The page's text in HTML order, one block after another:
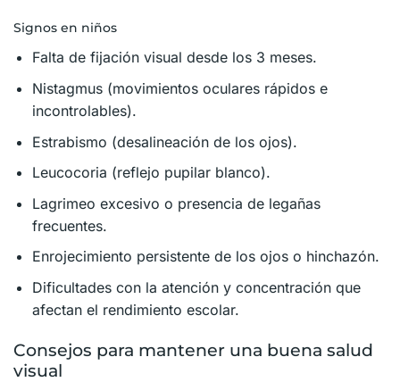
Signos en niños
Falta de fijación visual desde los 3 meses.
Nistagmus (movimientos oculares rápidos e
incontrolables).
Estrabismo (desalineación de los ojos).
Leucocoria (reflejo pupilar blanco).
Lagrimeo excesivo o presencia de legañas
frecuentes.
Enrojecimiento persistente de los ojos o hinchazón.
Dificultades con la atención y concentración que
afectan el rendimiento escolar.
Consejos para mantener una buena salud
visual